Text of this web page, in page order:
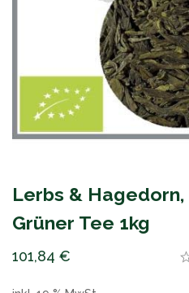
Lerbs & Hagedorn,
Grüner Tee 1kg
101,84 €